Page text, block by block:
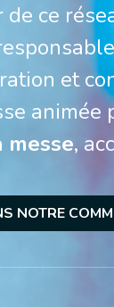
ce
messe,
NOTRE